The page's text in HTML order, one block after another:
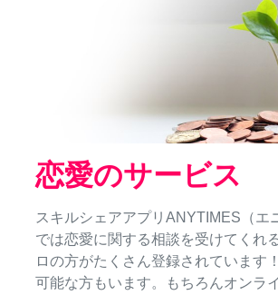
恋愛のサービス
スキルシェアアプリANYTIMES（エ
では恋愛に関する相談を受けてくれ
ロの方がたくさん登録されています
可能な方もいます。もちろんオンラ